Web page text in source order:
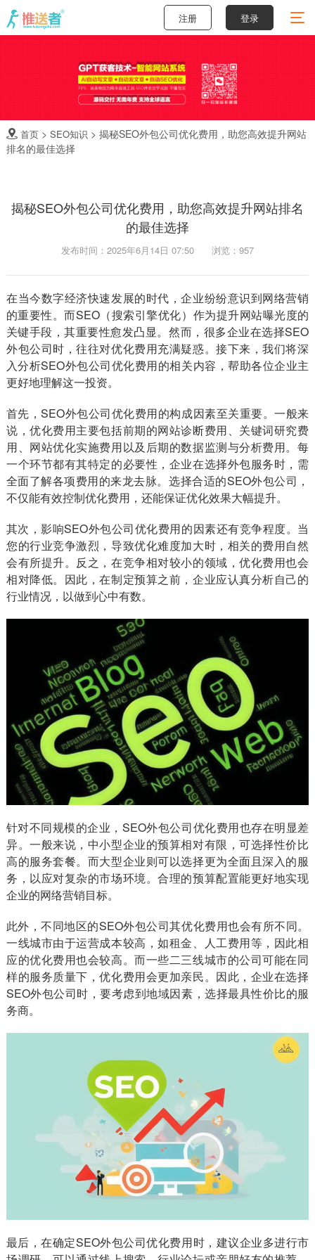
登录
注册
 首页> SEO知识 > 揭秘SEO外包公司优化费用，助您高效提升网站
排名的最佳选择
揭秘SEO外包公司优化费用，助您高效提升网站排名
的最佳选择
发布时间：2025年6月14日 07:50 浏览：957
在当今数字经济快速发展的时代，企业纷纷意识到网络营销
的重要性。而SEO（搜索引擎优化）作为提升网站曝光度的
关键手段，其重要性愈发凸显。然而，很多企业在选择SEO
外包公司时，往往对优化费用充满疑惑。接下来，我们将深
入分析SEO外包公司优化费用的相关内容，帮助各位企业主
更好地理解这一投资。
首先，SEO外包公司优化费用的构成因素至关重要。一般来
说，优化费用主要包括前期的网站诊断费用、关键词研究费
用、网站优化实施费用以及后期的数据监测与分析费用。每
一个环节都有其特定的必要性，企业在选择外包服务时，需
全面了解各项费用的来龙去脉。选择合适的SEO外包公司，
不仅能有效控制优化费用，还能保证优化效果大幅提升。
其次，影响SEO外包公司优化费用的因素还有竞争程度。当
您的行业竞争激烈，导致优化难度加大时，相关的费用自然
会有所提升。反之，在竞争相对较小的领域，优化费用也会
相对降低。因此，在制定预算之前，企业应认真分析自己的
行业情况，以做到心中有数。
针对不同规模的企业，SEO外包公司优化费用也存在明显差
异。一般来说，中小型企业的预算相对有限，可选择性价比
高的服务套餐。而大型企业则可以选择更为全面且深入的服
务，以应对复杂的市场环境。合理的预算配置能更好地实现
企业的网络营销目标。
此外，不同地区的SEO外包公司其优化费用也会有所不同。
一线城市由于运营成本较高，如租金、人工费用等，因此相
应的优化费用也会较高。而一些二三线城市的公司可能在同
样的服务质量下，优化费用会更加亲民。因此，企业在选择
SEO外包公司时，要考虑到地域因素，选择最具性价比的服
务商。
最后，在确定SEO外包公司优化费用时，建议企业多进行市